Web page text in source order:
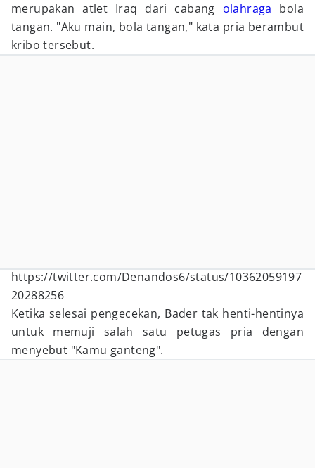
merupakan atlet Iraq dari cabang olahraga bola
tangan. "Aku main, bola tangan," kata pria berambut
kribo tersebut.
https://twitter.com/Denandos6/status/10362059197
20288256
Ketika selesai pengecekan, Bader tak henti-hentinya
untuk memuji salah satu petugas pria dengan
menyebut "Kamu ganteng".